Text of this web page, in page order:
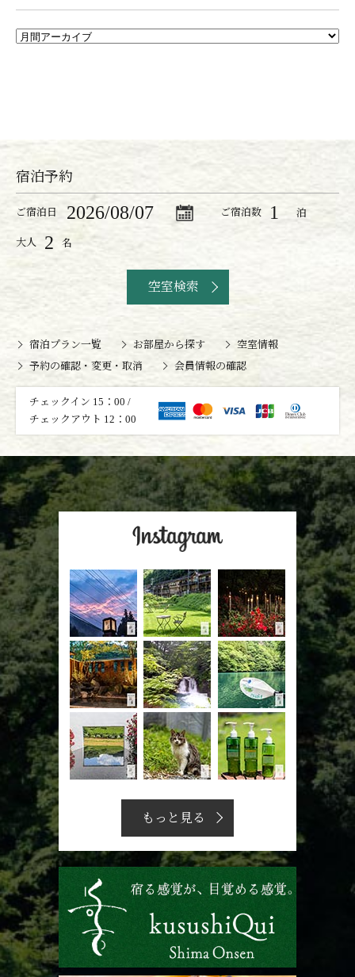
宿泊予約
ご宿泊日 ご宿泊数 泊
大人 名
空室検索
宿泊プラン一覧 お部屋から探す
空室情報
予約の確認・変更・取消
会員情報の確認
チェックイン 15：00 /
チェックアウト 12：00
もっと見る